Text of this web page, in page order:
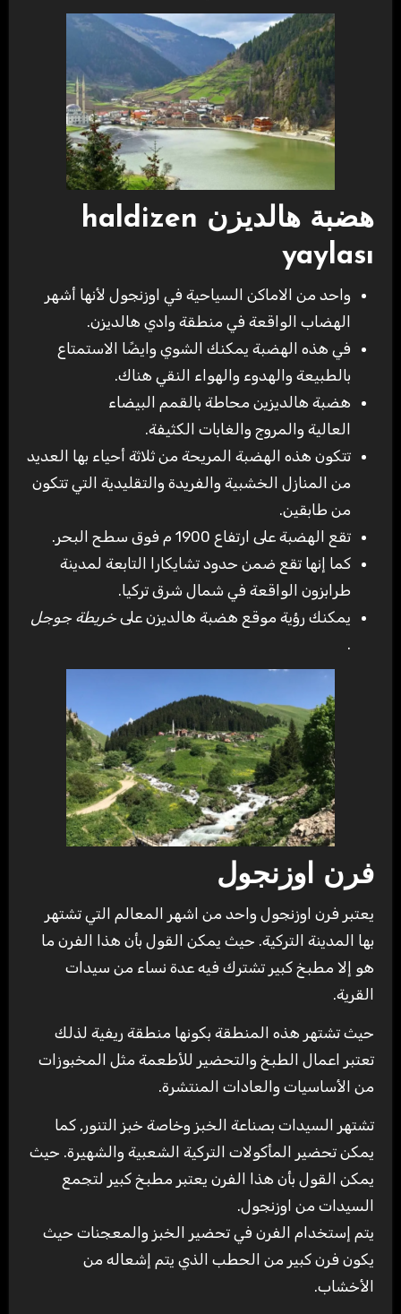
هضبة هالديزن haldizen
yaylası
واحد من الاماكن السياحية في اوزنجول لأنها أشهر
الهضاب الواقعة في منطقة وادي هالديزن.
في هذه الهضبة يمكنك الشوي وايضًا الاستمتاع
بالطبيعة والهدوء والهواء النقي هناك.
هضبة هالديزين محاطة بالقمم البيضاء
العالية والمروج والغابات الكثيفة.
تتكون هذه الهضبة المريحة من ثلاثة أحياء بها العديد
من المنازل الخشبية والفريدة والتقليدية التي تتكون
من طابقين.
تقع الهضبة على ارتفاع 1900 م فوق سطح البحر.
كما إنها تقع ضمن حدود تشايكارا التابعة لمدينة
طرابزون الواقعة في شمال شرق تركيا.
يمكنك رؤية موقع هضبة هالديزن على خريطة جوجل
.
فرن اوزنجول
يعتبر فرن اوزنجول واحد من اشهر المعالم التي تشتهر
بها المدينة التركية. حيث يمكن القول بأن هذا الفرن ما
هو إلا مطبخ كبير تشترك فيه عدة نساء من سيدات
القرية.
حيث تشتهر هذه المنطقة بكونها منطقة ريفية لذلك
تعتبر اعمال الطبخ والتحضير للأطعمة مثل المخبوزات
من الأساسيات والعادات المنتشرة.
تشتهر السيدات بصناعة الخبز وخاصة خبز التنور, كما
يمكن تحضير المأكولات التركية الشعبية والشهيرة. حيث
يمكن القول بأن هذا الفرن يعتبر مطبخ كبير لتجمع
السيدات من اوزنجول.
يتم إستخدام الفرن في تحضير الخبز والمعجنات حيث
يكون فرن كبير من الحطب الذي يتم إشعاله من
الأخشاب.